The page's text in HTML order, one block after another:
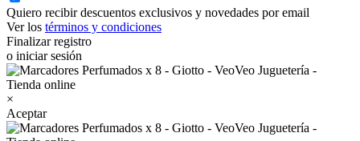
Quiero recibir descuentos exclusivos y novedades por email
Ver los términos y condiciones
Finalizar registro
o iniciar sesión
×
Aceptar